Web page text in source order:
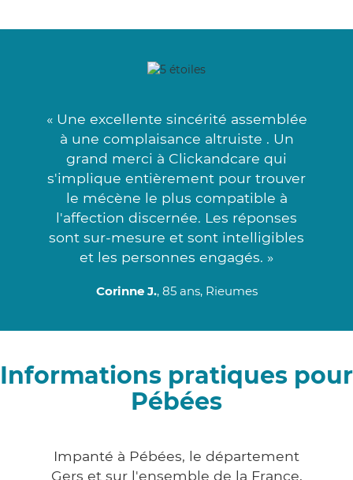
« Une excellente sincérité assemblée
à une complaisance altruiste . Un
grand merci à Clickandcare qui
s'implique entièrement pour trouver
le mécène le plus compatible à
l'affection discernée. Les réponses
sont sur-mesure et sont intelligibles
et les personnes engagés. »
Corinne J., 85 ans, Rieumes
Informations pratiques pour
Pébées
Impanté à Pébées, le département
Gers et sur l'ensemble de la France,